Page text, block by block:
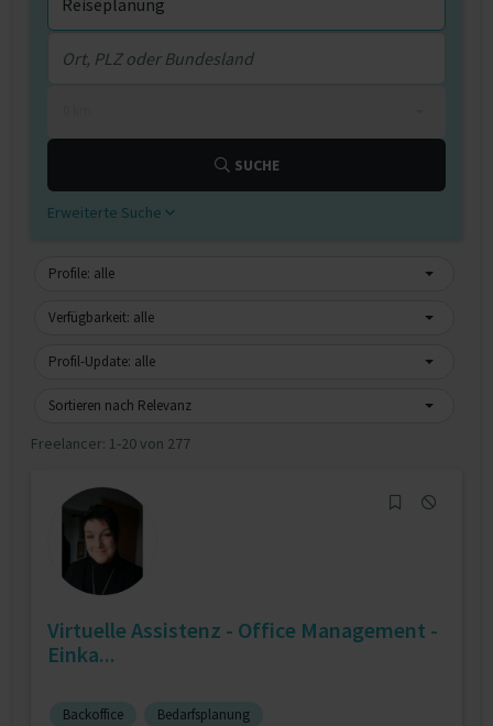
SUCHE
Erweiterte Suche
Profile: alle
Verfügbarkeit: alle
Profil-Update: alle
Sortieren nach Relevanz
Freelancer: 1-20 von 277
Virtuelle Assistenz - Office Management -
Einka...
Backoffice
Bedarfsplanung